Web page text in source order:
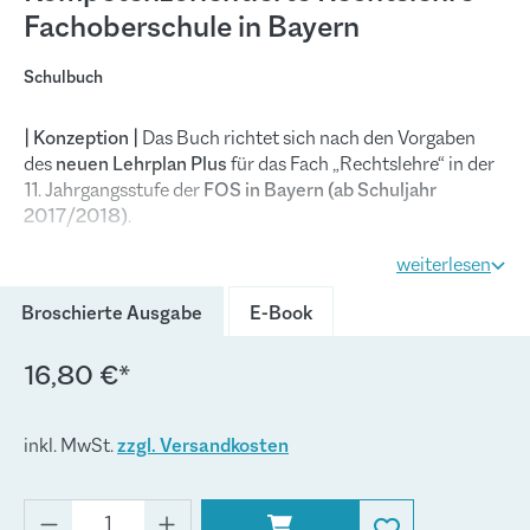
Fachoberschule in Bayern
Schulbuch
| Konzeption |
Das Buch richtet sich nach den Vorgaben
desneuen Lehrplan Plusfür das Fach „Rechtslehre“ in der
11. Jahrgangsstufe derFOS in Bayern (ab Schuljahr
2017/2018).
praxisorientierten, lebens- bzw. berufsorientierten
Handlungssituation
Handlungssituation gedanklich nachzuvollziehen, auf ihre
Kompetenzen, mit denen sie in ihren unterschiedlichen
weiterlesen
Broschierte Ausgabe
E-Book
16,80 €*
inkl. MwSt.zzgl. Versandkosten